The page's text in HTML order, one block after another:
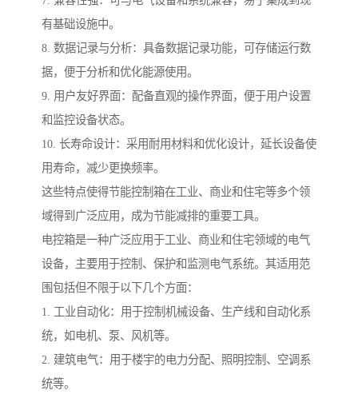
有基础设施中。
8. 数据记录与分析：具备数据记录功能，可存储运行数
据，便于分析和优化能源使用。
9. 用户友好界面：配备直观的操作界面，便于用户设置
和监控设备状态。
10. 长寿命设计：采用耐用材料和优化设计，延长设备使
用寿命，减少更换频率。
这些特点使得节能控制箱在工业、商业和住宅等多个领
域得到广泛应用，成为节能减排的重要工具。
电控箱是一种广泛应用于工业、商业和住宅领域的电气
设备，主要用于控制、保护和监测电气系统。其适用范
围包括但不限于以下几个方面：
1. 工业自动化：用于控制机械设备、生产线和自动化系
统，如电机、泵、风机等。
2. 建筑电气：用于楼宇的电力分配、照明控制、空调系
统等。